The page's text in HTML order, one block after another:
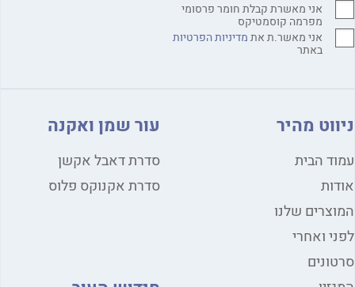
אני מאשרת קבלת חומר פרסומי
מפרמה קוסמטיקס
אני מאשר.ת אתמדיניות הפרטיות
באתר
מהיר
הבית
שלנו
ואחרי
עור שמן ואקנה
סדרת דאבל אקשן
סדרת אקנוקס פלוס